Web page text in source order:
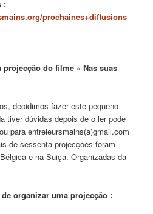
:
prochaines+diffusions
do filme « Nas suas
decidimos fazer este pequeno
tiver dúvidas depois de o ler pode
para entreleursmains(a)gmail.com
de sessenta projecções foram
e na Suiça. Organizadas da
organizar uma projecção :